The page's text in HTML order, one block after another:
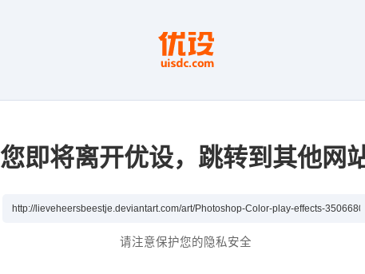
您即将离开优设，跳转到其他网
请注意保护您的隐私安全